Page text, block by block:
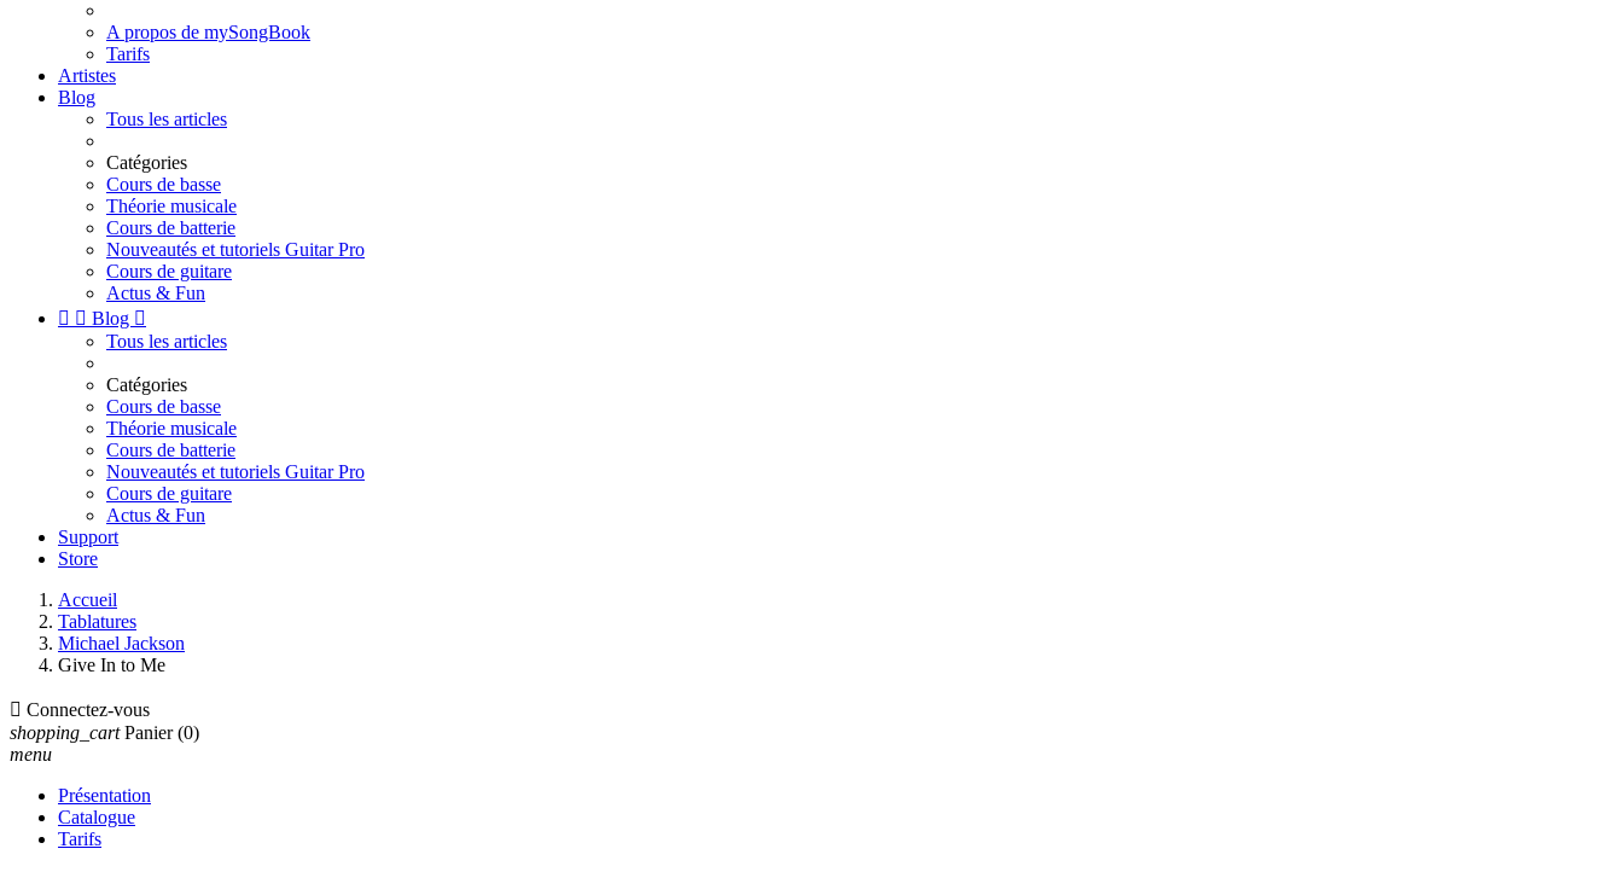
A propos de mySongBook
Tarifs
Artistes
Blog
Tous les articles
Catégories
Cours de basse
Théorie musicale
Cours de batterie
Nouveautés et tutoriels Guitar Pro
Cours de guitare
Actus & Fun
  Blog 
Tous les articles
Catégories
Cours de basse
Théorie musicale
Cours de batterie
Nouveautés et tutoriels Guitar Pro
Cours de guitare
Actus & Fun
Support
Store
Accueil
Tablatures
Michael Jackson
Give In to Me
 Connectez-vous
shopping_cart Panier (0)
menu
Présentation
Catalogue
Tarifs